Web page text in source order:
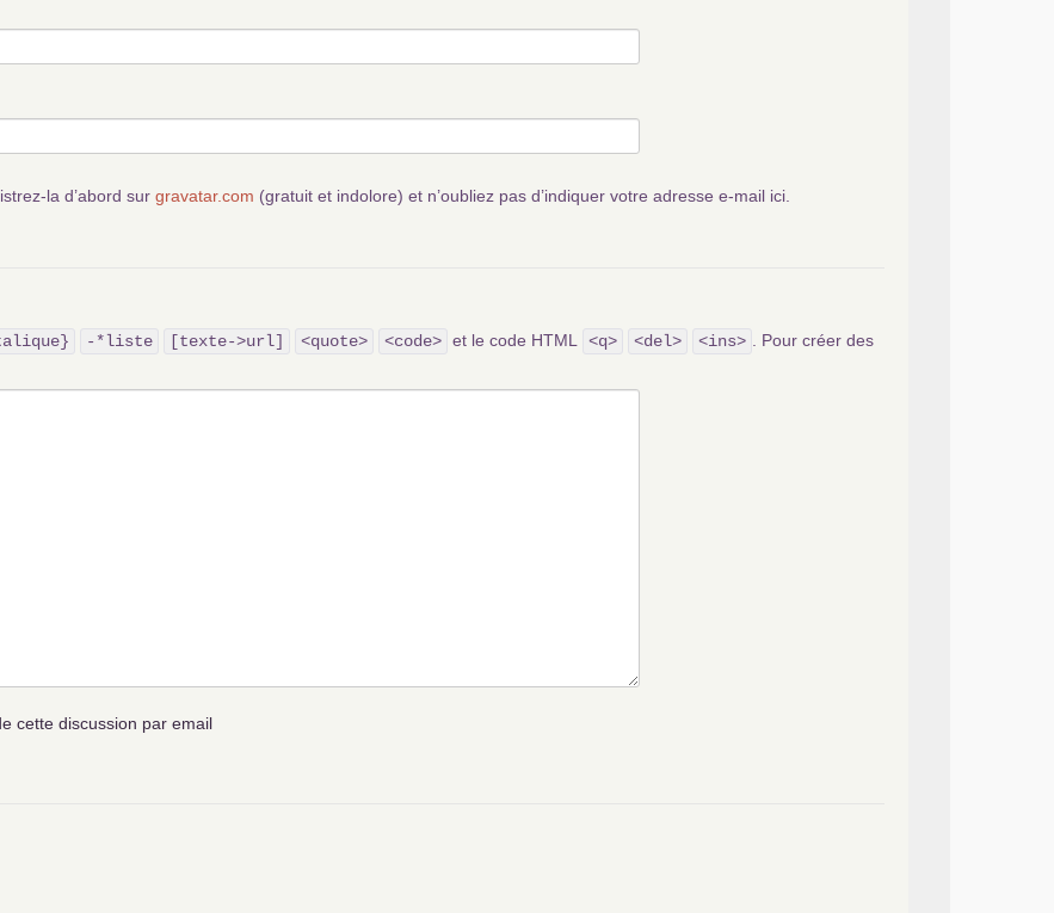
la d’abord sur gravatar.com (gratuit et indolore) et n’oubliez pas d’indiquer votre adresse e-mail ici.
-*liste [texte->url] <quote> <code> et le code HTML <q> <del> <ins>
. Pour créer des
cette discussion par email